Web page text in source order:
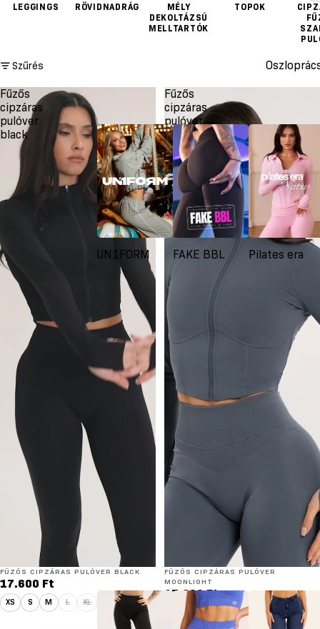
UN1FORM FAKE BBL Pilates era
LEGGINGS RÖVIDNADRÁG
MÉLY
DEKOLTÁZSÚ
MELLTARTÓK
TOPOK
Szűrés
Fűzős
cipzáras
pulóver
black
FŰZŐS CIPZÁRAS PULÓVER BLACK
17.600 Ft
XS S M L XL
Fűzős
cipzáras
pulóver
moonlight
FŰZŐS CIPZÁRAS PULÓVER
MOONLIGHT
17.600 Ft
S XL